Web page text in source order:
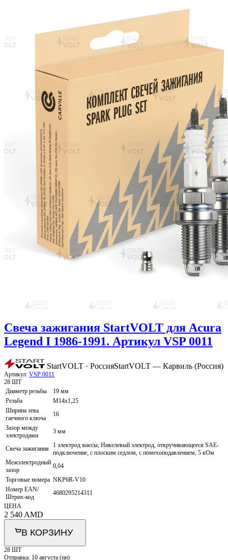
Свеча зажигания StartVOLT для Acura
Legend I 1986-1991. Артикул VSP 0011
StartVOLT · РоссияStartVOLT — Карвиль (Россия)
Артикул: VSP 0011
28 ШТ
Диаметр резьбы
19 мм
Резьба
M14x1,25
Ширина зева
гаечного ключа
16
Зазор между
электродами
3 мм
Свеча зажигания
1 электрод массы, Никелевый электрод, откручивающееся SAE-
подключение, с плоским седлом, с помехоподавлением, 5 кОм
Межэлектродный
зазор
0,04
Торговые номера NKP6R-V10
Номер EAN/
Штрих-код
4680295214311
ЦЕНА
2 540 AMD
В КОРЗИНУ
28 ШТ
Отправка: 10 августа (пн)